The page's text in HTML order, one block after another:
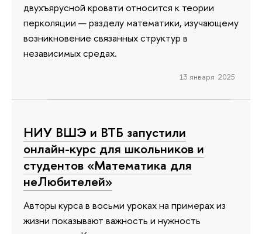
двухъярусной кровати относится к теории
перколяции — разделу математики, изучающему
возникновение связанных структур в
независимых средах.
13 января 2025
НИУ ВШЭ и ВТБ запустили
онлайн-курс для школьников и
студентов «Математика для
неЛюбителей»
Авторы курса в восьми уроках на примерах из
жизни показывают важность и нужность